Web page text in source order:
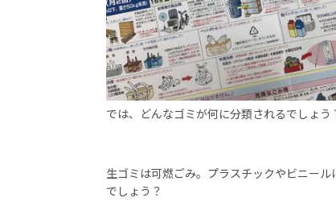
では、どんなゴミが何に分類されるでしょ
生ゴミは可燃ごみ。プラスチックやビニー
でしょう？